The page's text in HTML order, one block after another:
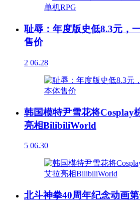
耻辱：年度版史低8.3元，
售价
2 06.28
韩国模特尹雪花将Cosplay
亮相BilibiliWorld
5 06.30
北斗神拳40周年纪念动画